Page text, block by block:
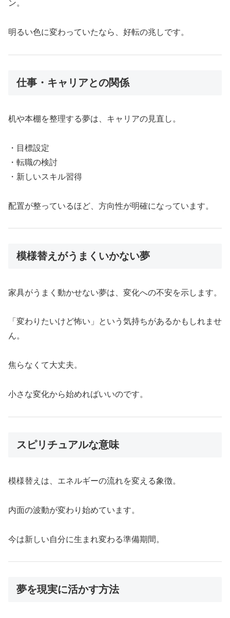
ン。
明るい色に変わっていたなら、好転の兆しです。
仕事・キャリアとの関係
机や本棚を整理する夢は、キャリアの見直し。
・目標設定
・転職の検討
・新しいスキル習得
配置が整っているほど、方向性が明確になっています。
模様替えがうまくいかない夢
家具がうまく動かせない夢は、変化への不安を示します。
「変わりたいけど怖い」という気持ちがあるかもしれませ
ん。
焦らなくて大丈夫。
小さな変化から始めればいいのです。
スピリチュアルな意味
模様替えは、エネルギーの流れを変える象徴。
内面の波動が変わり始めています。
今は新しい自分に生まれ変わる準備期間。
夢を現実に活かす方法